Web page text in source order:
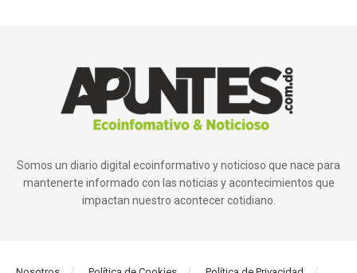
Somos un diario digital ecoinformativo y noticioso que nace para
mantenerte informado con las noticias y acontecimientos que
impactan nuestro acontecer cotidiano.